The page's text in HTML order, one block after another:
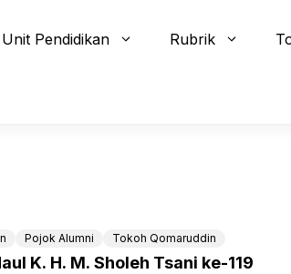
Unit Pendidikan Rubrik
Pojok Alumni Tokoh Qomaruddin
K. H. M. Sholeh Tsani ke-119